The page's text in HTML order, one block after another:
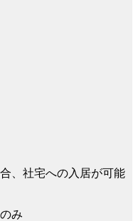
、社宅への入居が可能
み